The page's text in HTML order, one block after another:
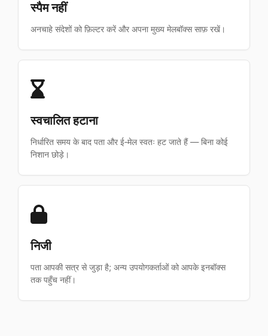
स्पैम नहीं
अनचाहे संदेशों को फ़िल्टर करें और अपना मुख्य मेलबॉक्स साफ़ रखें।
स्वचालित हटाना
निर्धारित समय के बाद पता और ई‑मेल स्वतः हट जाते हैं — बिना कोई
निशान छोड़े।
निजी
पता आपकी सत्र से जुड़ा है; अन्य उपयोगकर्ताओं को आपके इनबॉक्स
तक पहुँच नहीं।